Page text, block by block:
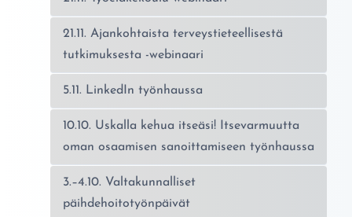
21.11. Ajankohtaista terveystieteellisestä
tutkimuksesta -webinaari
5.11. LinkedIn työnhaussa
10.10. Uskalla kehua itseäsi! Itsevarmuutta
oman osaamisen sanoittamiseen työnhaussa
3.–4.10. Valtakunnalliset
päihdehoitotyönpäivät